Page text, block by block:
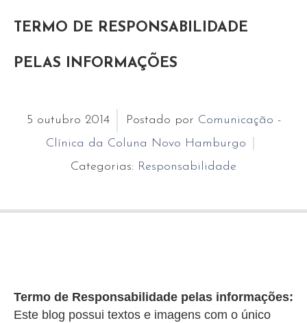
TERMO DE RESPONSABILIDADE
PELAS INFORMAÇÕES
5 outubro 2014 Postado por Comunicação -
Clínica da Coluna Novo Hamburgo
Categorias: Responsabilidade
Termo de Responsabilidade pelas informações:
Este blog possui textos e imagens com o único